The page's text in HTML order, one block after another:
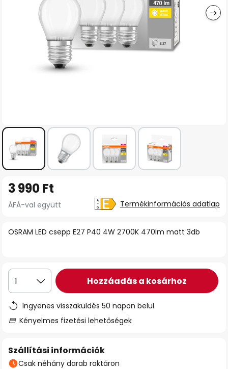
képgaléria
OSRAM LED csepp E27 P40 4W 2700K 470lm matt 3db
3 990 Ft
ÁFÁ-val együtt Termékinformációs adatlap
1 Hozzáadás a kosárhoz
Ingyenes visszaküldés 50 napon belül
Kényelmes fizetési lehetőségek
Szállítási információk
Csak néhány darab raktáron